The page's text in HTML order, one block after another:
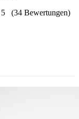
(34 Bewertungen)